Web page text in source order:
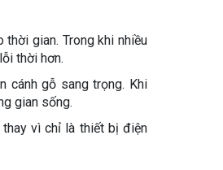
gian. Trong khi nhiều
thời hơn.
cánh gỗ sang trọng. Khi
gian sống.
thay vì chỉ là thiết bị điện